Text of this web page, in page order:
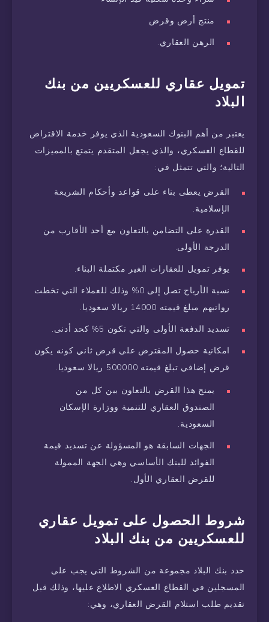
منتج أرض وقرض
الرهن العقاري.
تمويل عقاري للعسكريين من بنك
البلاد
يعتبر من أهم البنوك السعودية الذي يوفر خدمة الاقتراض
للقطاع العسكري، والذي يجعل المتقدم يتمتع بالمميزات
التالية؛ والتي تتمثل في:
القرض يعطى بناء على قواعد وأحكام الشريعة
الإسلامية.
القدرة على التضامن بالتعاون مع أحد الأقارب من
الدرجة الأولى.
يوفر تمويل للعقارات الغير مكتملة البناء.
نسبة الأرباح تصل إلى 0% وذلك للعملاء التي تخطت
رواتبهم مبلغ قيمته 14000 ريالا سعوديا.
تسديد الدفعة الأولى والتي تكون 5% كحد أدنى.
امكانية حصول المقترض على قرض ثاني كونه يكون
قرض إضافي تبلغ قيمته 500000 ريالا سعوديا.
يمنح هذا القرض بالتعاون بين كل من
الصندوق العقاري للتنمية ووزارة الإسكان
السعودية.
الجهات السابقة هو المسؤولة عن تسديد قيمة
الفوائد للبنك الأساسي وهي الجهة الممولة
للقرض العقاري الأول.
شروط الحصول على تمويل عقاري
للعسكريين من بنك البلاد
حدد بنك البلاد مجموعة من الشروط التي يجب على
المسجلين في القطاع العسكري الاطلاع عليها، وذلك قبل
تقديم طلب استلام القرض العقاري، وهي: